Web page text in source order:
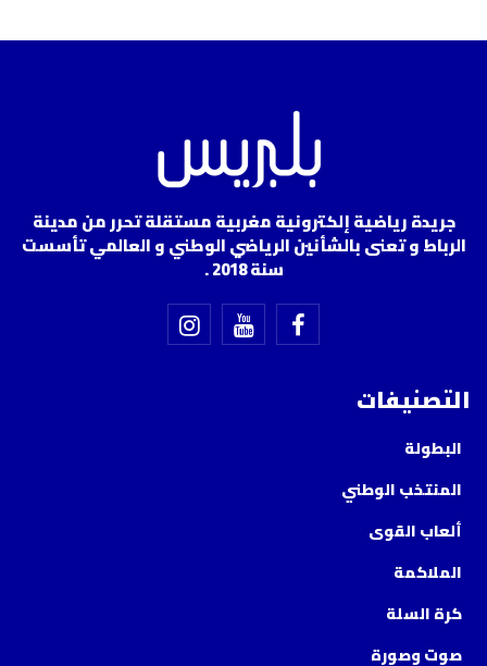
جريدة رياضية إلكترونية مغربية مستقلة تحرر من مدينة
الرباط و تعنى بالشأنين الرياضي الوطني و العالمي تأسست
سنة 2018 .
التصنيفات
البطولة
المنتخب الوطني
ألعاب القوى
الملاكمة
كرة السلة
صوت وصورة